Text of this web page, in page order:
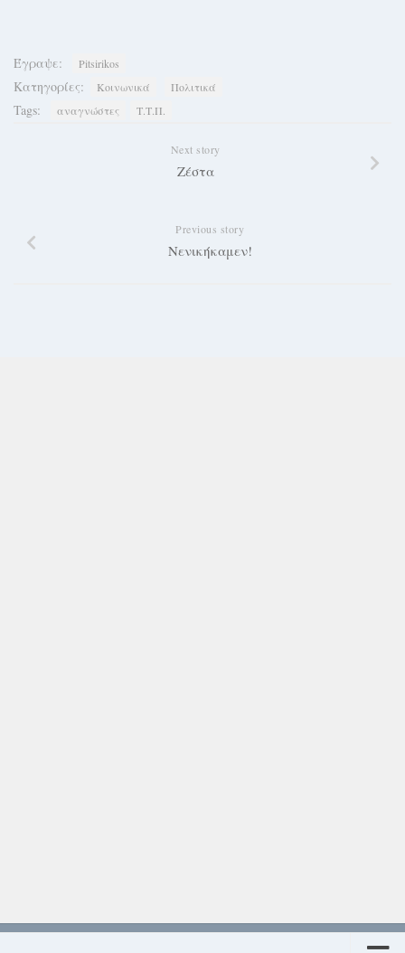
Έγραψε: Pitsirikos
Κατηγορίες: Κοινωνικά Πολιτικά
Tags: αναγνώστες Τ.Τ.Π.
Next story
Ζέστα
Previous story
Νενικήκαμεν!